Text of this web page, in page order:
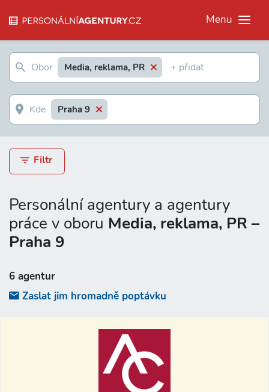
Menu
Media, reklama, PR
Praha 9
Filtr
Personální agentury a agentury
práce v oboru Media, reklama, PR –
Praha 9
6 agentur
Zaslat jim hromadně poptávku